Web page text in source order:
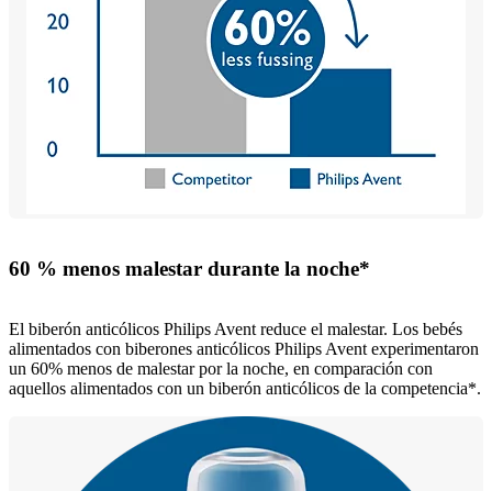
60 % menos malestar durante la noche*
El biberón anticólicos Philips Avent reduce el malestar. Los bebés
alimentados con biberones anticólicos Philips Avent experimentaron
un 60% menos de malestar por la noche, en comparación con
aquellos alimentados con un biberón anticólicos de la competencia*.